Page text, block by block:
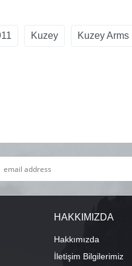
Kuzey Kuzey Arms
HAKKIMIZDA
Hakkımızda
İletişim Bilgilerimiz